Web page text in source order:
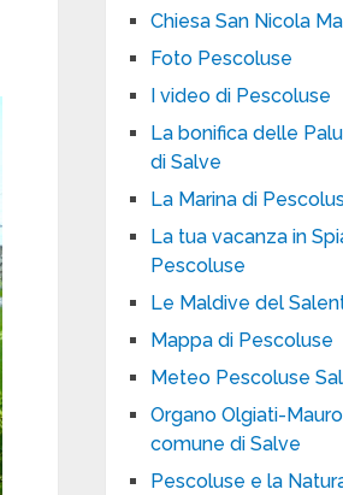
Chiesa San Nicola
Foto Pescoluse
I video di Pescoluse
La bonifica delle
di Salve
La Marina di
La tua vacanza in
Pescoluse
Le Maldive del
Mappa di Pescoluse
Meteo Pescoluse
Organo Olgiati-
comune di Salve
Pescoluse e la